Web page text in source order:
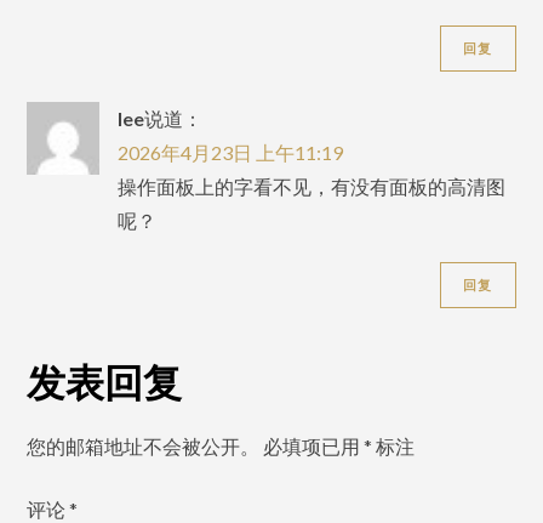
回复
lee说道：
2026年4月23日 上午11:19
操作面板上的字看不见，有没有面板的高清图
呢？
回复
发表回复
您的邮箱地址不会被公开。 必填项已用* 标注
评论*